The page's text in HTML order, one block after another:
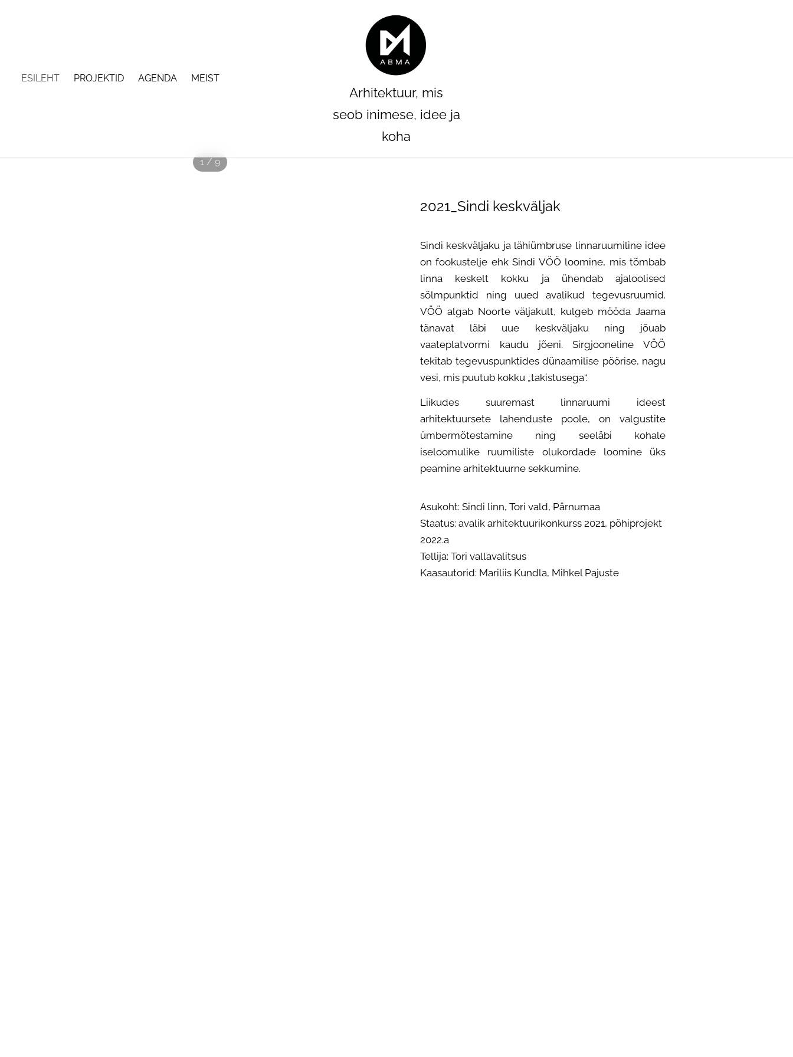
ESILEHT PROJEKTID AGENDA MEIST
Arhitektuur, mis
seob inimese, idee ja
koha
1 / 9
2021_Sindi keskväljak
Sindi keskväljaku ja lähiümbruse linnaruumiline idee
on fookustelje ehk Sindi VÖÖ loomine, mis tõmbab
linna keskelt kokku ja ühendab ajaloolised
sõlmpunktid ning uued avalikud tegevusruumid.
VÖÖ algab Noorte väljakult, kulgeb mööda Jaama
tänavat läbi uue keskväljaku ning jõuab
vaateplatvormi kaudu jõeni. Sirgjooneline VÖÖ
tekitab tegevuspunktides dünaamilise pöörise, nagu
vesi, mis puutub kokku „takistusega“.
Liikudes suuremast linnaruumi ideest
arhitektuursete lahenduste poole, on valgustite
ümbermõtestamine ning seeläbi kohale
iseloomulike ruumiliste olukordade loomine üks
peamine arhitektuurne sekkumine.
Asukoht: Sindi linn, Tori vald, Pärnumaa
Staatus: avalik arhitektuurikonkurss 2021, põhiprojekt
2022.a
Tellija: Tori vallavalitsus
Kaasautorid: Mariliis Kundla, Mihkel Pajuste